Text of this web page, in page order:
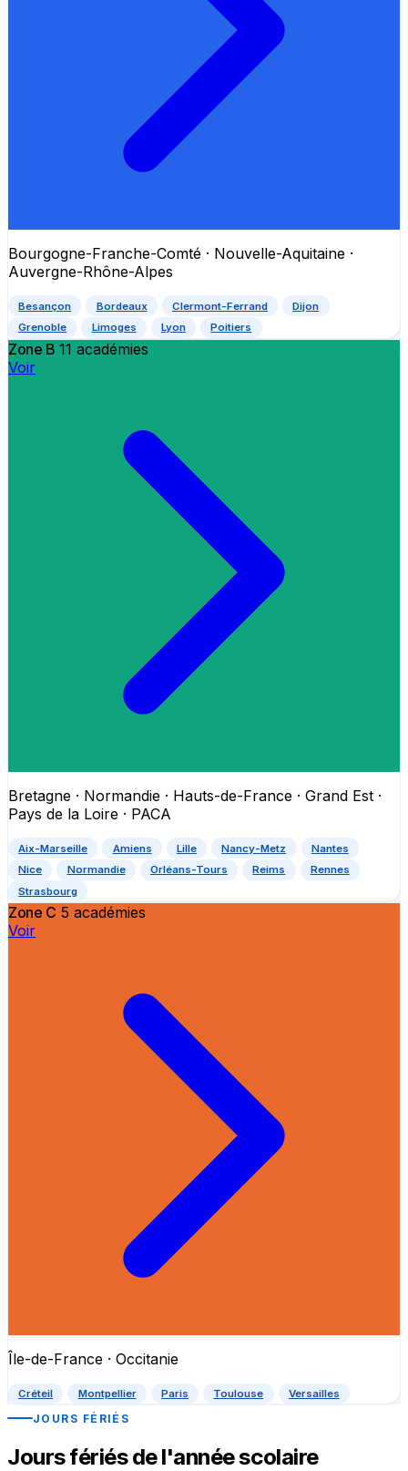
Bourgogne-Franche-Comté · Nouvelle-Aquitaine ·
Auvergne-Rhône-Alpes
Besançon Bordeaux Clermont-Ferrand
Dijon
Grenoble
Limoges Lyon Poitiers
Zone B 11 académies
Voir
Bretagne · Normandie · Hauts-de-France · Grand Est ·
Pays de la Loire · PACA
Aix-Marseille Amiens Lille Nancy-Metz
Nantes
Nice
Normandie Orléans-Tours Reims
Rennes
Strasbourg
Zone C 5 académies
Voir
Île-de-France · Occitanie
Créteil Montpellier Paris Toulouse Versailles
JOURS FÉRIÉS
Jours fériés de l'année scolaire